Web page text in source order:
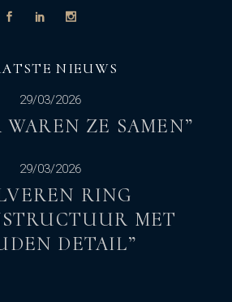
NIEUWS
29/03/2026
WAREN ZE SAMEN”
29/03/2026
RING
MET
DETAIL”